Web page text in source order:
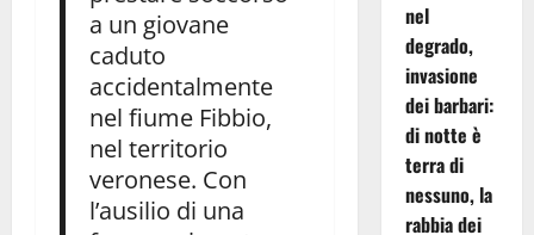
a un giovane
caduto
accidentalmente
nel fiume Fibbio,
nel territorio
veronese. Con
l’ausilio di una
nel
degrado,
invasione
dei barbari:
di notte è
terra di
nessuno, la
rabbia dei